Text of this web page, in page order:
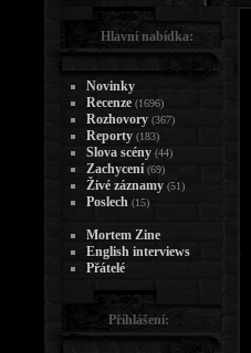
Hlavní nabídka:
Novinky
Recenze (1696)
Rozhovory (367)
Reporty (183)
Slova scény (44)
Zachycení (69)
Živé záznamy (51)
Poslech (15)
Mortem Zine
English interviews
Přátelé
Přihlášení: